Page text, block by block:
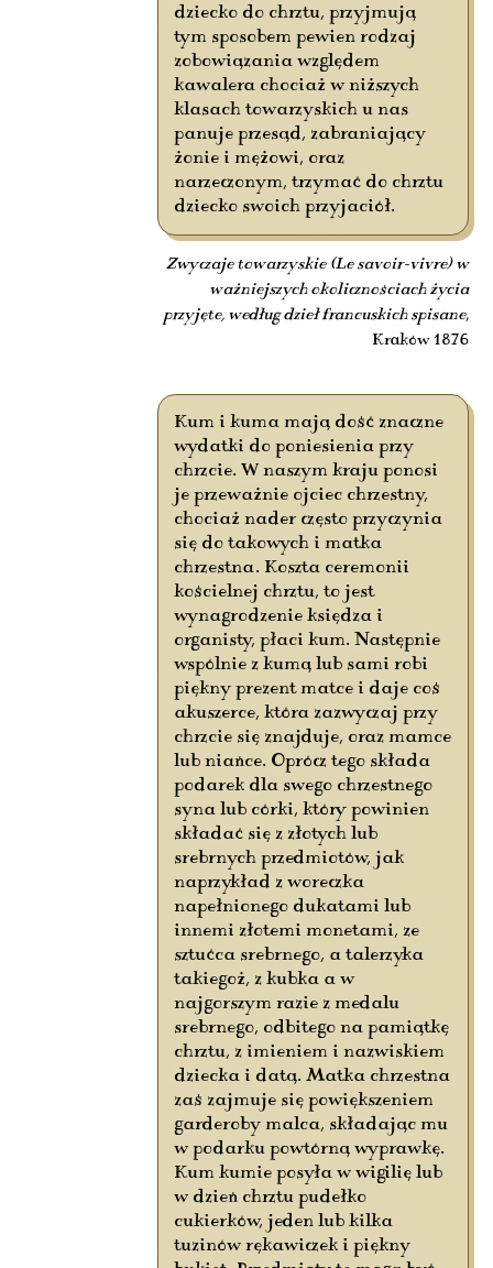
dziecko do chrztu, przyjmują
tym sposobem pewien rodzaj
zobowiązania względem
kawalera chociaż w niższych
klasach towarzyskich u nas
panuje przesąd, zabraniający
żonie i mężowi, oraz
narzeczonym, trzymać do chrztu
dziecko swoich przyjaciół.
Zwyczaje towarzyskie (Le savoir-vivre) w
ważniejszych okolicznościach życia
przyjęte, według dzieł francuskich spisane,
Kraków 1876
Kum i kuma mają dość znaczne
wydatki do poniesienia przy
chrzcie. W naszym kraju ponosi
je przeważnie ojciec chrzestny,
chociaż nader często przyczynia
się do takowych i matka
chrzestna. Koszta ceremonii
kościelnej chrztu, to jest
wynagrodzenie księdza i
organisty, płaci kum. Następnie
wspólnie z kumą lub sami robi
piękny prezent matce i daje coś
akuszerce, która zazwyczaj przy
chrzcie się znajduje, oraz mamce
lub niańce. Oprócz tego składa
podarek dla swego chrzestnego
syna lub córki, który powinien
składać się z złotych lub
srebrnych przedmiotów, jak
naprzykład z woreczka
napełnionego dukatami lub
innemi złotemi monetami, ze
sztućca srebrnego, a talerzyka
takiegoż, z kubka a w
najgorszym razie z medalu
srebrnego, odbitego na pamiątkę
chrztu, z imieniem i nazwiskiem
dziecka i datą. Matka chrzestna
zaś zajmuje się powiększeniem
garderoby malca, składając mu
w podarku powtórną wyprawkę.
Kum kumie posyła w wigilię lub
w dzień chrztu pudełko
cukierków, jeden lub kilka
tuzinów rękawiczek i piękny